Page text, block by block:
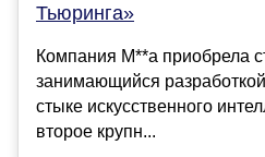
Тьюринга»
Компания M**a приобрела
занимающийся
стыке искусственного
второе крупн...